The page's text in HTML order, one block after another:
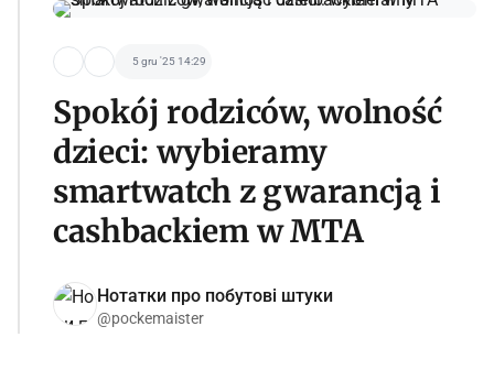
5 gru '25 14:29
Spokój rodziców, wolność
dzieci: wybieramy
smartwatch z gwarancją i
cashbackiem w MTA
Нотатки про побутові штуки
@pockemaister